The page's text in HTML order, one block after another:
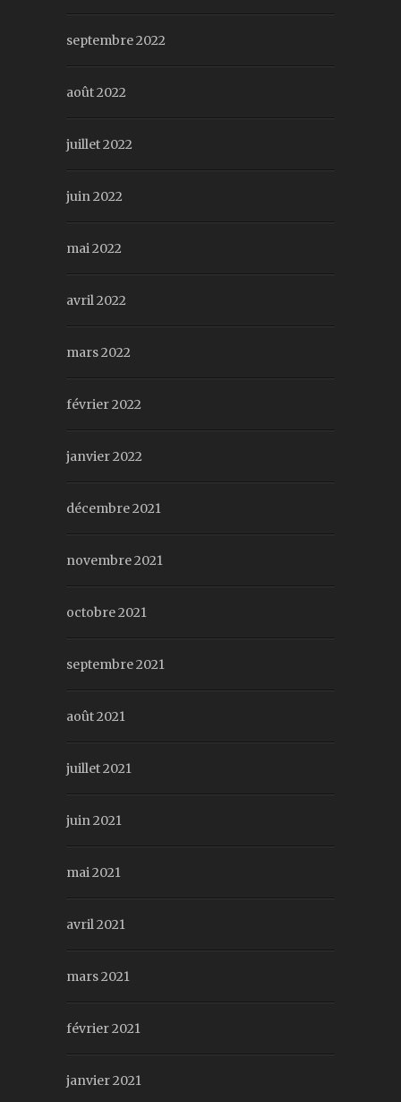
septembre 2022
août 2022
juillet 2022
juin 2022
mai 2022
avril 2022
mars 2022
février 2022
janvier 2022
décembre 2021
novembre 2021
octobre 2021
septembre 2021
août 2021
juillet 2021
juin 2021
mai 2021
avril 2021
mars 2021
février 2021
janvier 2021